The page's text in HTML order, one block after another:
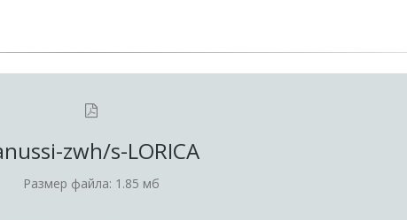
zwh/s-LORICA
Размер файла: 1.85 мб